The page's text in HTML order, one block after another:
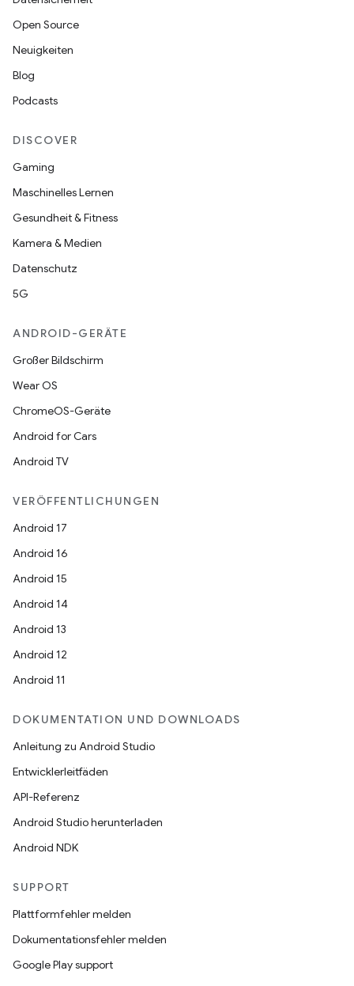
Open Source
Neuigkeiten
Blog
Podcasts
DISCOVER
Gaming
Maschinelles Lernen
Gesundheit & Fitness
Kamera & Medien
Datenschutz
5G
ANDROID-GERÄTE
Großer Bildschirm
Wear OS
ChromeOS-Geräte
Android for Cars
Android TV
VERÖFFENTLICHUNGEN
Android 17
Android 16
Android 15
Android 14
Android 13
Android 12
Android 11
DOKUMENTATION UND DOWNLOADS
Anleitung zu Android Studio
Entwicklerleitfäden
API-Referenz
Android Studio herunterladen
Android NDK
SUPPORT
Plattformfehler melden
Dokumentationsfehler melden
Google Play support